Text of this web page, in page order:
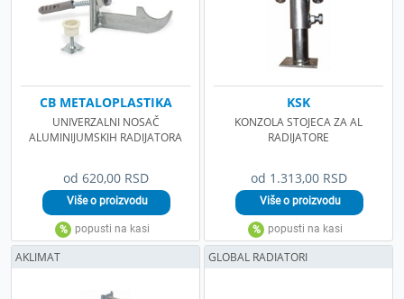
od 620,00 RSD
CB METALOPLASTIKA
UNIVERZALNI NOSAČ
ALUMINIJUMSKIH RADIJATORA
od 1.313,00 RSD
KSK
KONZOLA STOJECA ZA AL
RADIJATORE
AKLIMAT GLOBAL RADIATORI